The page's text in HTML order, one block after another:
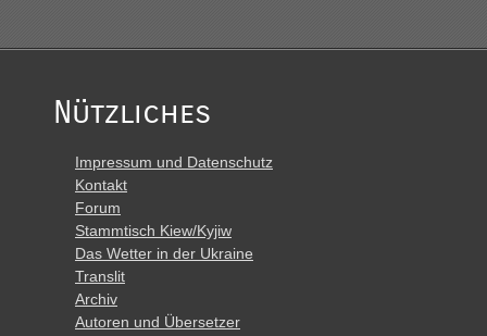
Nützliches
Impressum und Datenschutz
Kontakt
Forum
Stammtisch Kiew/Kyjiw
Das Wetter in der Ukraine
Translit
Archiv
Autoren und Übersetzer